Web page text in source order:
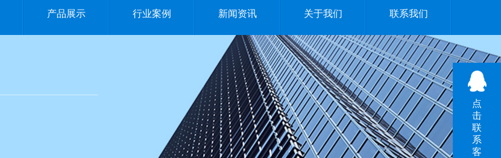
产品展示 行业案例 新闻资讯 关于我们 联系我们
点
击
联
系
客